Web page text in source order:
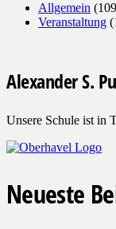
Allgemein
Veranstaltung
Alexander S.
Unsere Schule ist in
Neueste